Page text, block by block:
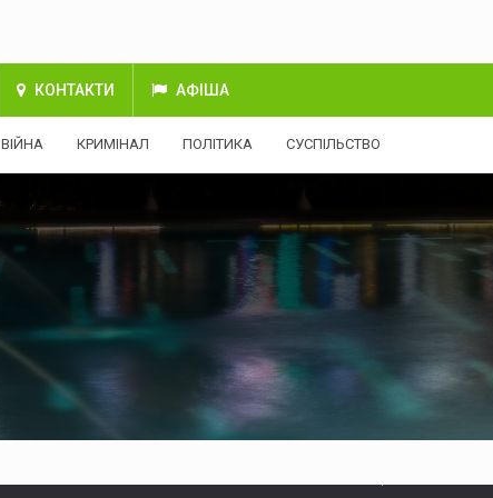
КОНТАКТИ АФІША
ВІЙНА КРИМІНАЛ ПОЛІТИКА СУСПІЛЬСТВО